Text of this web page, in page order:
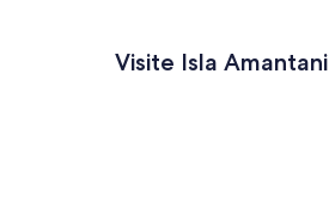
Visite Isla Amantani